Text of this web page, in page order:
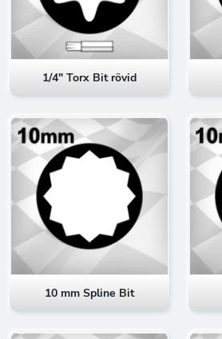
1/4" Torx Bit rövid
10 mm Spline Bit